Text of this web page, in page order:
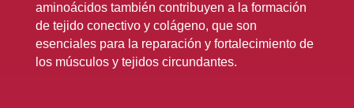
aminoácidos también contribuyen a la formación
de tejido conectivo y colágeno, que son
esenciales para la reparación y fortalecimiento de
los músculos y tejidos circundantes.